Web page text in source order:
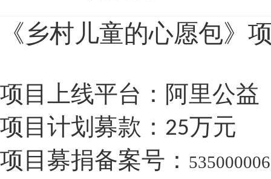
《乡村儿童的心愿包》
项目上线平台：阿里公益
项目计划募款： 25万元
项目募捐备案号：